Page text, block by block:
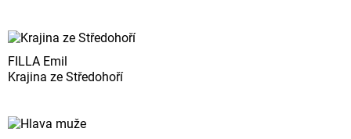
FILLA Emil
Krajina ze Středohoří